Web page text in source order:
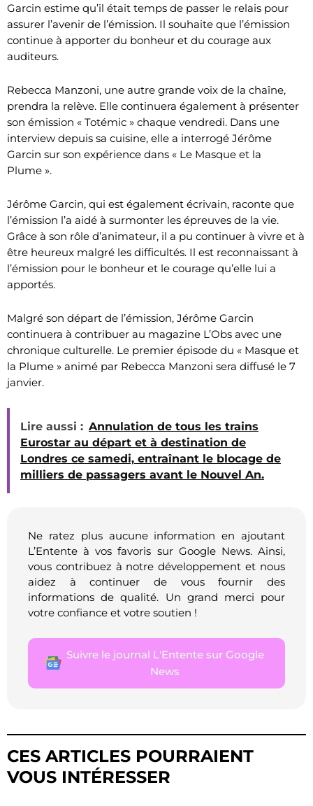
Garcin estime qu’il était temps de passer le relais pour
assurer l’avenir de l’émission. Il souhaite que l’émission
continue à apporter du bonheur et du courage aux
auditeurs.
Rebecca Manzoni, une autre grande voix de la chaîne,
prendra la relève. Elle continuera également à présenter
son émission « Totémic » chaque vendredi. Dans une
interview depuis sa cuisine, elle a interrogé Jérôme
Garcin sur son expérience dans « Le Masque et la
Plume ».
Jérôme Garcin, qui est également écrivain, raconte que
l’émission l’a aidé à surmonter les épreuves de la vie.
Grâce à son rôle d’animateur, il a pu continuer à vivre et à
être heureux malgré les difficultés. Il est reconnaissant à
l’émission pour le bonheur et le courage qu’elle lui a
apportés.
Malgré son départ de l’émission, Jérôme Garcin
continuera à contribuer au magazine L’Obs avec une
chronique culturelle. Le premier épisode du « Masque et
la Plume » animé par Rebecca Manzoni sera diffusé le 7
janvier.
Lire aussi : Annulation de tous les trains
Eurostar au départ et à destination de
Londres ce samedi, entraînant le blocage de
milliers de passagers avant le Nouvel An.
Ne ratez plus aucune information en ajoutant
L’Entente à vos favoris sur Google News. Ainsi,
vous contribuez à notre développement et nous
aidez à continuer de vous fournir des
informations de qualité. Un grand merci pour
votre confiance et votre soutien !
Suivre le journal L'Entente sur Google
News
CES ARTICLES POURRAIENT
VOUS INTÉRESSER